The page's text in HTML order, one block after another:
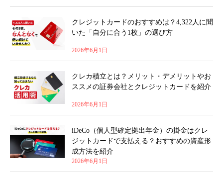
クレジットカードのおすすめは？4,322人に聞
いた「自分に合う1枚」の選び方
2026年6月1日
クレカ積立とは？メリット・デメリットやお
ススメの証券会社とクレジットカードを紹介
2026年6月1日
iDeCo（個人型確定拠出年金）の掛金はクレ
ジットカードで支払える？おすすめの資産形
成方法を紹介
2026年6月1日